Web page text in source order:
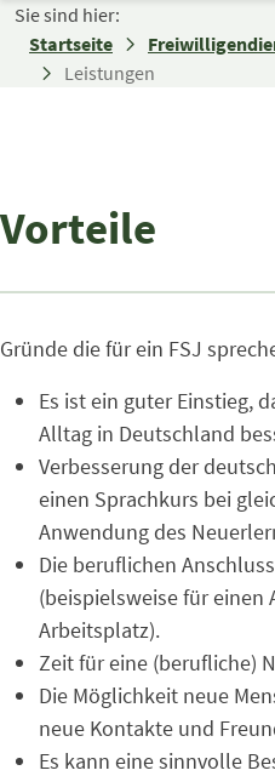
Zum Inhalt springen
Sie sind hier:
Startseite
Leistungen
Vorteile
Gründe die für ein FSJ
Es ist ein guter Einstieg,
Alltag in Deutschland
Verbesserung der
einen Sprachkurs bei
Anwendung des
Die beruflichen
(beispielsweise für
Arbeitsplatz).
Zeit für eine (berufliche)
Die Möglichkeit neue
neue Kontakte und
Es kann eine sinnvolle